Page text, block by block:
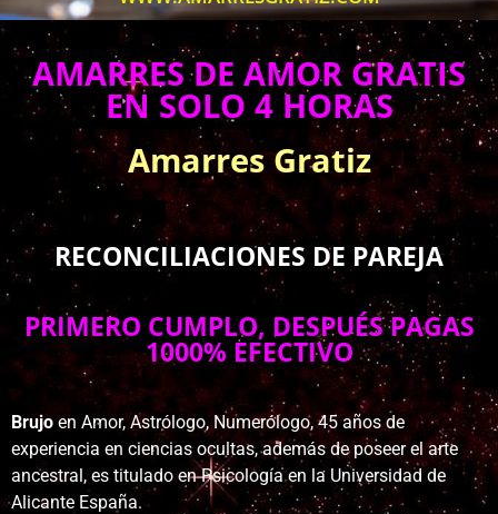
AMARRES DE AMOR GRATIS
EN SOLO 4 HORAS
Amarres Gratiz
RECONCILIACIONES DE PAREJA
PRIMERO CUMPLO, DESPUÉS PAGAS
1000% EFECTIVO
Brujo en Amor, Astrólogo, Numerólogo, 45 años de
experiencia en ciencias ocultas, además de poseer el arte
ancestral, es titulado en Psicología en la Universidad de
Alicante España.